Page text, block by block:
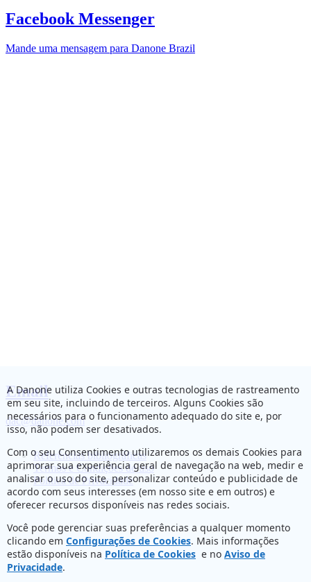
Facebook Messenger
Mande uma mensagem para Danone Brazil
Email
dac@danone.com
Referências bibliográficas
Termos e Condições de uso
Política de Privacidade
A Danone utiliza Cookies e outras tecnologias de rastreamento
em seu site, incluindo de terceiros. Alguns Cookies são
necessários para o funcionamento adequado do site e, por
isso, não podem ser desativados.
Com o seu Consentimento utilizaremos os demais Cookies para
aprimorar sua experiência geral de navegação na web, medir e
analisar o uso do site, personalizar conteúdo e publicidade de
acordo com seus interesses (em nosso site e em outros) e
oferecer recursos disponíveis nas redes sociais.
Você pode gerenciar suas preferências a qualquer momento
clicando em Configurações de Cookies. Mais informações
estão disponíveis na Política de Cookies e no Aviso de
Privacidade.